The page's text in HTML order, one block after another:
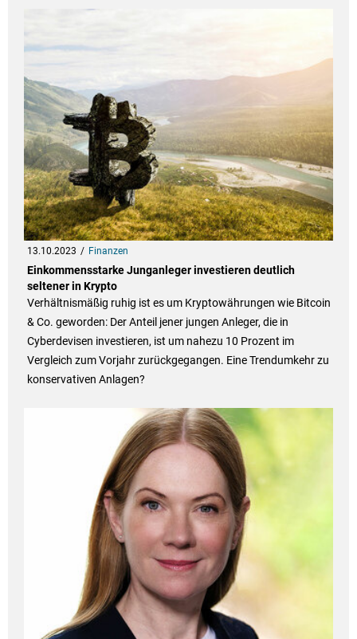
13.10.2023 Finanzen
Einkommensstarke Junganleger investieren deutlich
seltener in Krypto
Verhältnismäßig ruhig ist es um Kryptowährungen wie Bitcoin
& Co. geworden: Der Anteil jener jungen Anleger, die in
Cyberdevisen investieren, ist um nahezu 10 Prozent im
Vergleich zum Vorjahr zurückgegangen. Eine Trendumkehr zu
konservativen Anlagen?